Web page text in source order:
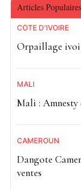
Articles Populaires
CÔTE D'IVOIRE
Orpaillage
MALI
Mali : Amnesty
CAMEROUN
Dangote
ventes